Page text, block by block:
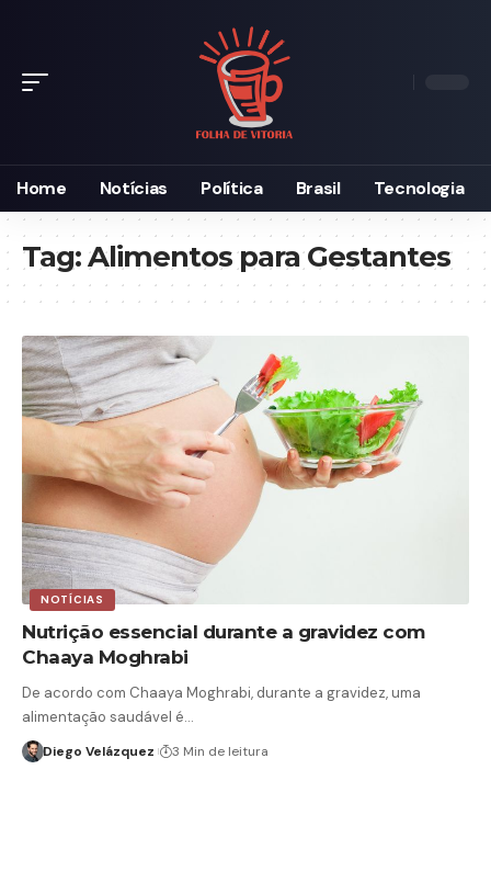
Home Notícias Política Brasil Tecnologia
Tag:Alimentos para Gestantes
NOTÍCIAS
Nutrição essencial durante a gravidez com
Chaaya Moghrabi
De acordo com Chaaya Moghrabi, durante a gravidez, uma
alimentação saudável é…
Diego Velázquez 3 Min de leitura